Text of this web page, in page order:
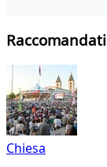
Chiesa